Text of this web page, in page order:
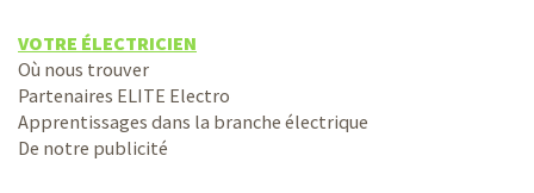
VOTRE ÉLECTRICIEN
Où nous trouver
Partenaires ELITE Electro
Apprentissages dans la branche électrique
De notre publicité